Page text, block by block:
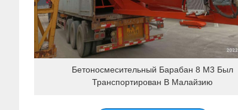
Бетоносмесительный Барабан 8 М3 Был
Транспортирован В Малайзию